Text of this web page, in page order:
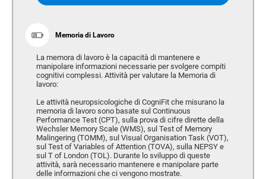
Memoria di Lavoro
La memora di lavoro è la capacità di mantenere e
manipolare informazioni necessarie per svolgere compiti
cognitivi complessi. Attività per valutare la Memoria di
lavoro:
Le attività neuropsicologiche di CogniFit che misurano la
memoria di lavoro sono basate sul Continuous
Performance Test (CPT), sulla prova di cifre dirette della
Wechsler Memory Scale (WMS), sul Test of Memory
Malingering (TOMM), sul Visual Organisation Task (VOT),
sul Test of Variables of Attention (TOVA), sulla NEPSY e
sul T of London (TOL). Durante lo sviluppo di queste
attività, sarà necessario mantenere e manipolare parte
delle informazioni che ci vengono mostrate.